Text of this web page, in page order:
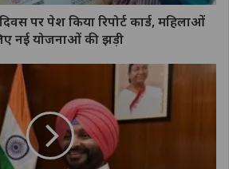
पर पेश किया रिपोर्ट कार्ड, महिलाओं
नई योजनाओं की झड़ी